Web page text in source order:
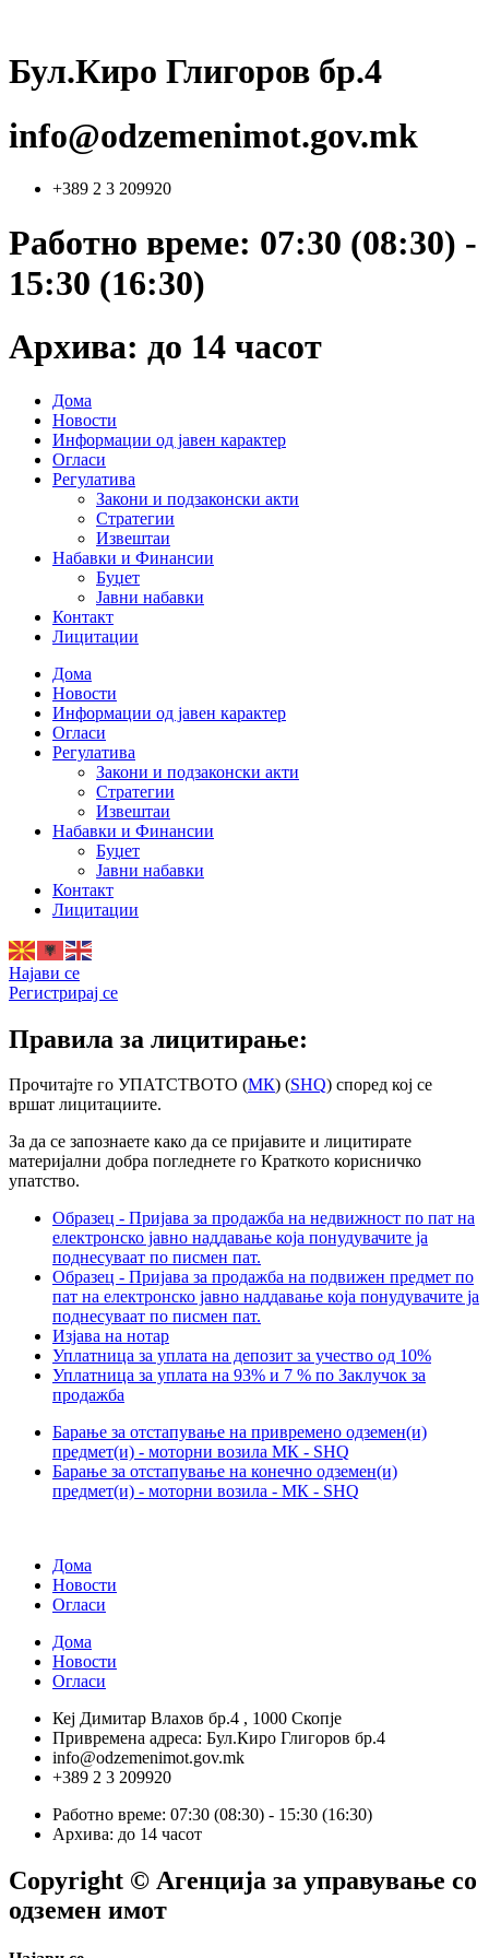
content
Бул.Киро Глигоров бр.4
info@odzemenimot.gov.mk
+389 2 3 209920
Работно време: 07:30 (08:30) -
15:30 (16:30)
Архива: до 14 часот
Дома
Новости
Информации од јавен карактер
Огласи
Регулатива
Закони и подзаконски акти
Стратегии
Извештаи
Набавки и Финансии
Буџет
Јавни набавки
Контакт
Лицитации
Дома
Новости
Информации од јавен карактер
Огласи
Регулатива
Закони и подзаконски акти
Стратегии
Извештаи
Набавки и Финансии
Буџет
Јавни набавки
Контакт
Лицитации
Најави се
Регистрирај се
Правила за лицитирање:
Прочитајте го УПАТСТВОТО (МК) (SHQ) според кој се
вршат лицитациите.
За да се запознаете како да се пријавите и лицитирате
материјални добра погледнете го Краткото корисничко
упатство.
Образец - Пријава за продажба на недвижност по пат на
електронско јавно наддавање која понудувачите ја
поднесуваат по писмен пат.
Образец - Пријава за продажба на подвижен предмет по
пат на електронско јавно наддавање која понудувачите ја
поднесуваат по писмен пат.
Изјава на нотар
Уплатница за уплата на депозит за учество од 10%
Уплатница за уплата на 93% и 7 % по Заклучок за
продажба
Барање за отстапување на привремено одземен(и)
предмет(и) - моторни возила МК - SHQ
Барање за отстапување на конечно одземен(и)
предмет(и) - моторни возила - МК - SHQ
Дома
Новости
Огласи
Дома
Новости
Огласи
Кеј Димитар Влахов бр.4 , 1000 Скопје
Привремена адреса: Бул.Киро Глигоров бр.4
info@odzemenimot.gov.mk
+389 2 3 209920
Работно време: 07:30 (08:30) - 15:30 (16:30)
Архива: до 14 часот
Copyright © Агенција за управување со
одземен имот